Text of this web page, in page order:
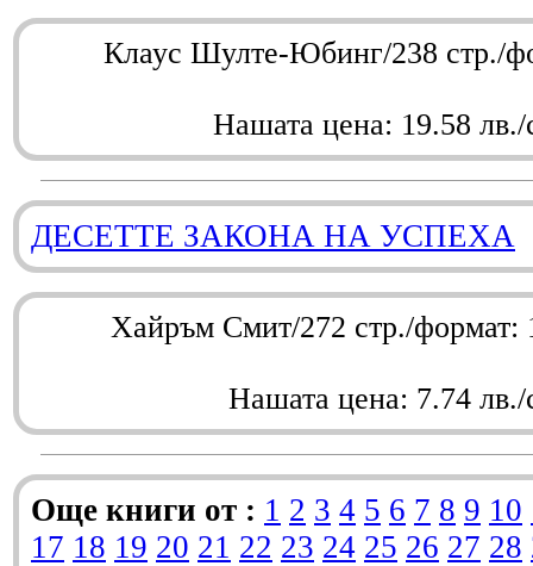
Клаус Шулте-Юбинг/238 стр./
Нашата цена: 19.58 лв./
ДЕСЕТТЕ ЗАКОНА НА УСПЕХА
Хайръм Смит/272 стр./
Нашата цена: 7.74 лв./
Още книги от : 1 2 3 4 5 6 7 8 9 10
17 18 19 20 21 22 23 24 25 26 27 28